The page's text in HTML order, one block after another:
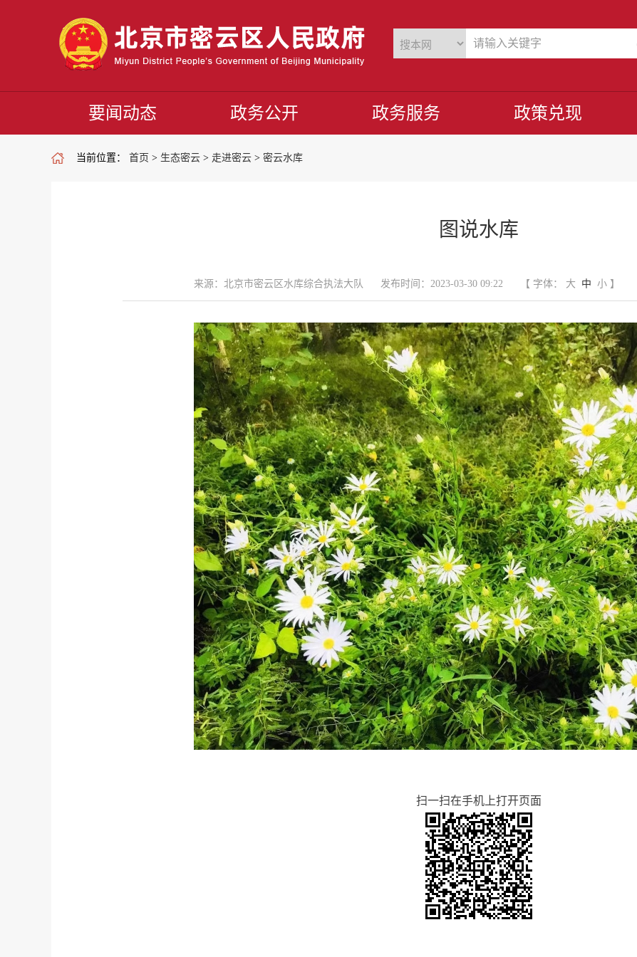
要闻动态 政务公开 政务服务 政策兑现
当前位置： 首页 > 生态密云 > 走进密云 > 密云水库
图说水库
来源：北京市密云区水库综合执法大队 发布时间：2023-03-30 09:22 【 字体： 大 中 小】
扫一扫在手机上打开页面